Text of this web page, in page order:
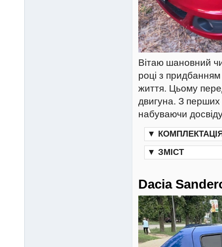
Вітаю шановний
році з придбанням
життя. Цьому
двигуна. З перших
набуваючи
▼
▼ ЗМІСТ
Dacia